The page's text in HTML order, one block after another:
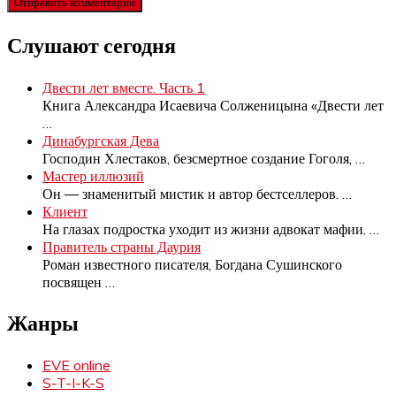
Слушают сегодня
Двести лет вместе. Часть 1
Книга Александра Исаевича Солженицына «Двести лет
Динабургская Дева
Господин Хлестаков, безсмертное создание Гоголя,
Мастер иллюзий
Он — знаменитый мистик и автор бестселлеров.
Клиент
На глазах подростка уходит из жизни адвокат мафии.
Правитель страны Даурия
Роман известного писателя, Богдана Сушинского
посвящен
Жанры
EVE online
S-T-I-K-S